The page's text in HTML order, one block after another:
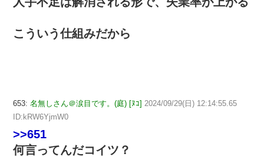
こういう仕組みだから
653: 名無しさん＠涙目です。(庭) [ﾇｺ] 2024/09/29(日) 12:14:55.65
ID:kRW6YjmW0
>>651
何言ってんだコイツ？